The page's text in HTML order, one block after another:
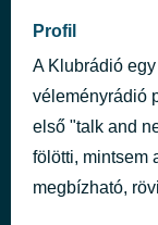
Asko
Profil
A Klubrádió
véleményrádió
első "talk and
fölötti, mintsem
megbízható,